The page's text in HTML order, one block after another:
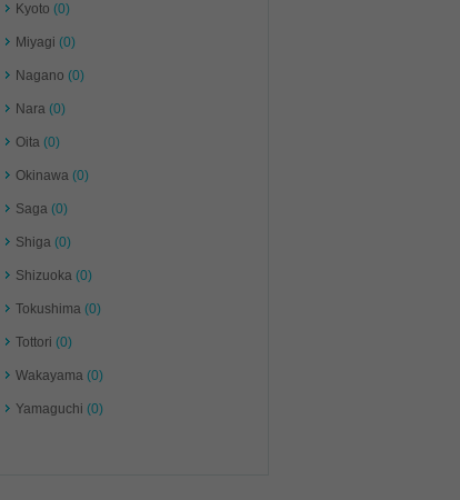
Kyoto (0)
Miyagi (0)
Nagano (0)
Nara (0)
Oita (0)
Okinawa (0)
Saga (0)
Shiga (0)
Shizuoka (0)
Tokushima (0)
Tottori (0)
Wakayama (0)
Yamaguchi (0)